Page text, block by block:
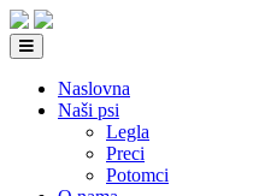
Naslovna
Naši psi
Legla
Preci
Potomci